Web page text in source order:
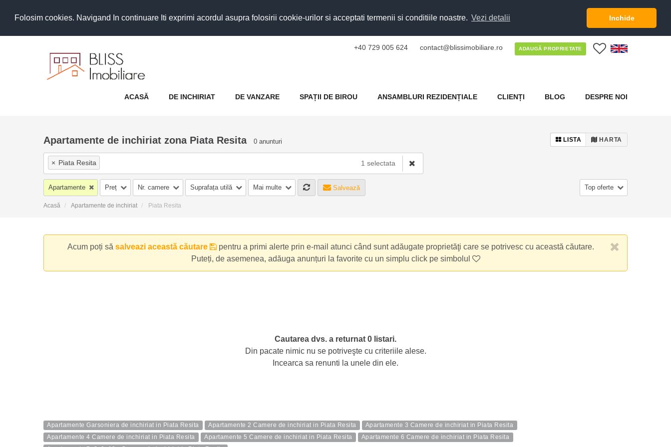
Folosim cookies. Navigand In continuare Iti exprimi acordul asupra folosirii cookie-urilor si acceptati termenii si conditiile noastre. Vezi detalii Inchide
+40 729 005 624 contact@blissimobiliare.ro ADAUGĂ PROPRIETATE
ACASĂ DE INCHIRIAT DE VANZARE SPAȚII DE BIROU ANSAMBLURI REZIDENȚIALE CLIENȚI BLOG DESPRE NOI
Apartamente de inchiriat zona Piata Resita 0 anunturi LISTA HARTA
× Piata Resita 1 selectata
Apartamente Preț Nr. camere Suprafața utilă Mai multe Salvează Top oferte
Acasă Apartamente de inchiriat Piata Resita
Acum poți să salveazi această căutare
pentru a primi alerte prin e-mail atunci când sunt adăugate proprietăţi care se potrivesc cu această căutare.
Puteți, de asemenea, adăuga anunțuri la favorite cu un simplu click pe simbolul
Cautarea dvs. a returnat 0 listari.
Din pacate nimic nu se potriveşte cu criteriile alese.
Incearca sa renunti la unele din ele.
Apartamente Garsoniera de inchiriat in Piata Resita Apartamente 2 Camere de inchiriat in Piata Resita
Apartamente 3 Camere de inchiriat in Piata Resita
Apartamente 4 Camere de inchiriat in Piata Resita
Apartamente 5 Camere de inchiriat in Piata Resita
Apartamente 6 Camere de inchiriat in Piata Resita